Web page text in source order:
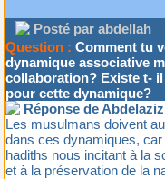
Posté par abdellah
Question : Comment tu
dynamique associative
collaboration? Existe t-
pour cette dynamique?
Réponse de
Les musulmans doivent
dans ces dynamiques,
hadiths nous incitant à la
et à la préservation de la